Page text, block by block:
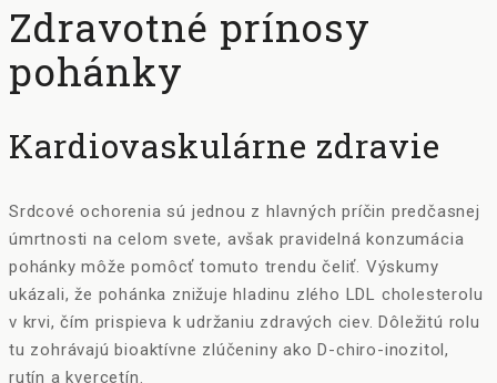
Zdravotné prínosy
pohánky
Kardiovaskulárne zdravie
Srdcové ochorenia sú jednou z hlavných príčin predčasnej
úmrtnosti na celom svete, avšak pravidelná konzumácia
pohánky môže pomôcť tomuto trendu čeliť. Výskumy
ukázali, že pohánka znižuje hladinu zlého LDL cholesterolu
v krvi, čím prispieva k udržaniu zdravých ciev. Dôležitú rolu
tu zohrávajú bioaktívne zlúčeniny ako D-chiro-inozitol,
rutín a kvercetín.